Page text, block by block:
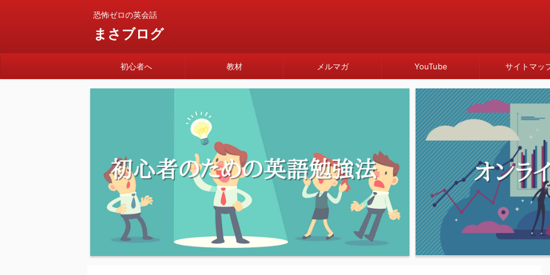
恐怖ゼロの英会話
まさブログ
初心者へ 教材 メルマガ YouTube サイトマッ